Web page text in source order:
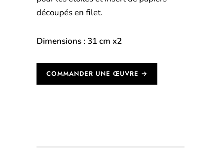
découpés en filet.
Dimensions : 31 cm x2
COMMANDER UNE ŒUVRE →